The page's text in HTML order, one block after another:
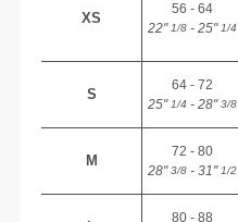
XS
56 - 64
22"1/8 - 25"1/4
S
64 - 72
25"1/4 - 28"3/8
M
72 - 80
28"3/8 - 31"1/2
80 - 88